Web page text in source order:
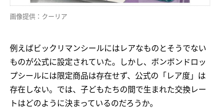
画像提供：クーリア
例えばビックリマンシールにはレアなものとそうでない
ものが公式に設定されていた。しかし、ボンボンドロッ
プシールには限定商品は存在せず、公式の「レア度」は
存在しない。では、子どもたちの間で生まれた交換レー
トはどのように決まっているのだろうか。